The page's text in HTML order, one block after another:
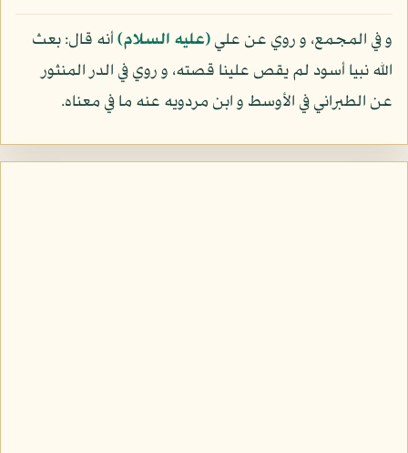
و في المجمع، و روي عن علي(عليه السلام)أنه قال: بعث
الله نبيا أسود لم يقص علينا قصته، و روي في الدر المنثور
عن الطبراني في الأوسط و ابن مردويه عنه ما في معناه.